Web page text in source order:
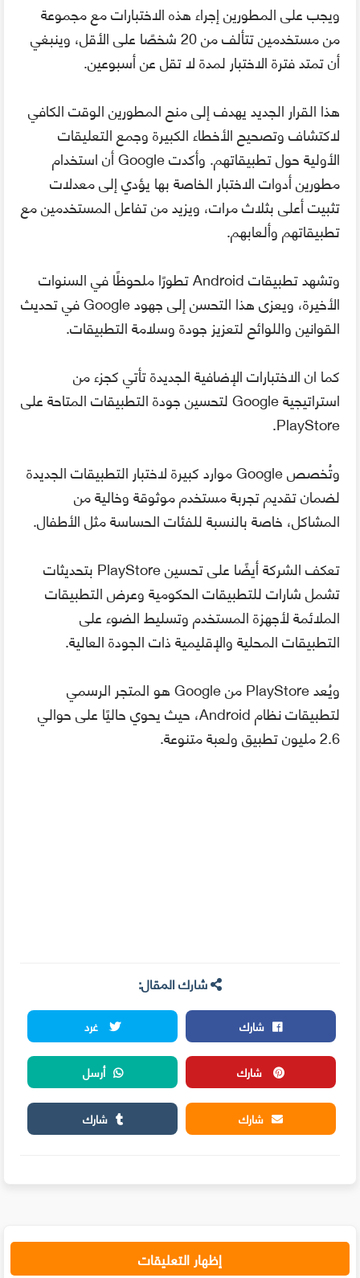
ويجب على المطورين إجراء هذه الاختبارات مع مجموعة
من مستخدمين تتألف من 20 شخصًا على الأقل، وينبغي
أن تمتد فترة الاختبار لمدة لا تقل عن أسبوعين.
هذا القرار الجديد يهدف إلى منح المطورين الوقت الكافي
لاكتشاف وتصحيح الأخطاء الكبيرة وجمع التعليقات
الأولية حول تطبيقاتهم. وأكدت Google أن استخدام
مطورين أدوات الاختبار الخاصة بها يؤدي إلى معدلات
تثبيت أعلى بثلاث مرات، ويزيد من تفاعل المستخدمين مع
تطبيقاتهم وألعابهم.
وتشهد تطبيقات Android تطورًا ملحوظًا في السنوات
الأخيرة، ويعزى هذا التحسن إلى جهود Google في تحديث
القوانين واللوائح لتعزيز جودة وسلامة التطبيقات.
كما ان الاختبارات الإضافية الجديدة تأتي كجزء من
استراتيجية Google لتحسين جودة التطبيقات المتاحة على
PlayStore.
وتُخصص Google موارد كبيرة لاختبار التطبيقات الجديدة
لضمان تقديم تجربة مستخدم موثوقة وخالية من
المشاكل، خاصة بالنسبة للفئات الحساسة مثل الأطفال.
تعكف الشركة أيضًا على تحسين PlayStore بتحديثات
تشمل شارات للتطبيقات الحكومية وعرض التطبيقات
الملائمة لأجهزة المستخدم وتسليط الضوء على
التطبيقات المحلية والإقليمية ذات الجودة العالية.
ويُعد PlayStore من Google هو المتجر الرسمي
لتطبيقات نظام Android، حيث يحوي حاليًا على حوالي
2.6 مليون تطبيق ولعبة متنوعة.
شارك المقال:
شارك
غرد
شارك
أرسل
شارك
شارك
إظهار التعليقات